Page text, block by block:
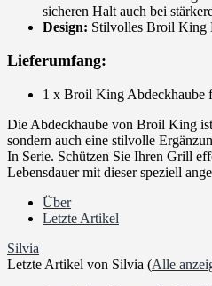
sicheren Halt auch bei
Design: Stilvolles Broil King
Lieferumfang:
1 x Broil King Abdeckhaube
Die Abdeckhaube von Broil King
sondern auch eine stilvolle
In Serie. Schützen Sie Ihren Grill
Lebensdauer mit dieser speziell
Über
Letzte Artikel
Silvia
Letzte Artikel von Silvia (Alle